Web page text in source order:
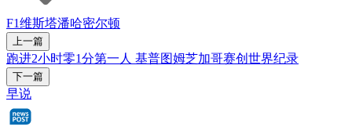
F1维斯塔潘哈密尔顿
上一篇
跑进2小时零1分第一人 基普图姆芝加哥赛创世界纪录
下一篇
早说